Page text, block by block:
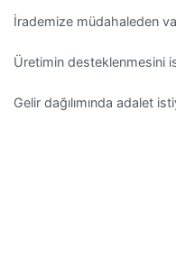
İrademize müdahaleden
Üretimin desteklenmesini
Gelir dağılımında adalet